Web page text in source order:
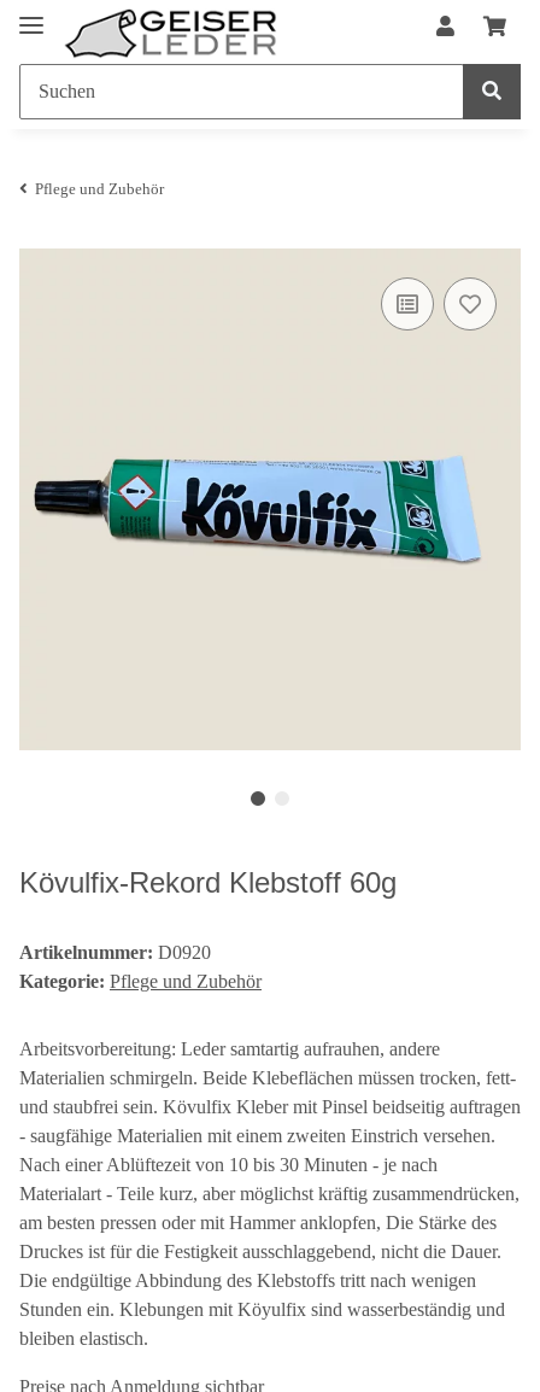
Pflege und Zubehör
Kövulfix-Rekord Klebstoff 60g
Artikelnummer: D0920
Kategorie: Pflege und Zubehör
Arbeitsvorbereitung: Leder samtartig aufrauhen, andere
Materialien schmirgeln. Beide Klebeflächen müssen trocken, fett-
und staubfrei sein. Kövulfix Kleber mit Pinsel beidseitig auftragen
- saugfähige Materialien mit einem zweiten Einstrich versehen.
Nach einer Ablüftezeit von 10 bis 30 Minuten - je nach
Materialart - Teile kurz, aber möglichst kräftig zusammendrücken,
am besten pressen oder mit Hammer anklopfen, Die Stärke des
Druckes ist für die Festigkeit ausschlaggebend, nicht die Dauer.
Die endgültige Abbindung des Klebstoffs tritt nach wenigen
Stunden ein. Klebungen mit Köyulfix sind wasserbeständig und
bleiben elastisch.
Preise nach Anmeldung sichtbar